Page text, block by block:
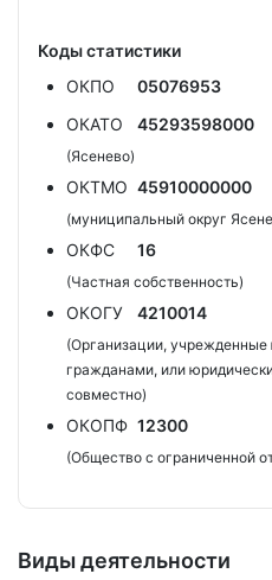
Коды статистики
ОКПО
05076953
ОКАТО
45293598000
(Ясенево)
ОКТМО 45910000000
(муниципальный округ
ОКФС 16
(Частная собственность)
ОКОГУ 4210014
(Организации,
гражданами, или
совместно)
ОКОПФ 12300
(Общество с ограниченной
Виды деятельности